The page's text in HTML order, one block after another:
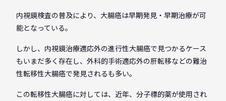
内視鏡検査の普及により、大腸癌は早期発見・早期治療が可
能となっている。
しかし、内視鏡治療適応外の進行性大腸癌で見つかるケース
もいまだ多く存在し、外科的手術適応外の肝転移などの難治
性転移性大腸癌で発見されるも多い。
この転移性大腸癌に対しては、近年、分子標的薬が使用され